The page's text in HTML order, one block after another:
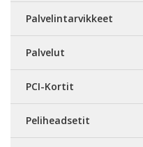
Palvelintarvikkeet
Palvelut
PCI-Kortit
Peliheadsetit